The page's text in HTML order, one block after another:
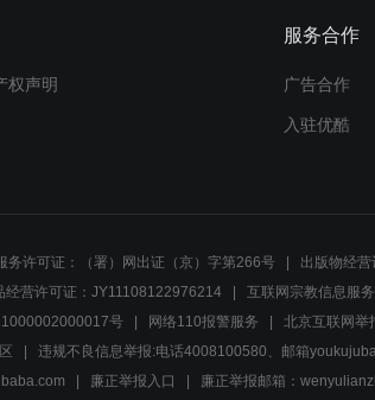
权声明
服务合作
广告合作
入驻优酷
务许可证：（署）网出证（京）字第266号
出版物经
经营许可证：JY11108122976214
互联网宗教信息服
号 网络110报警服务 北京互联网举
违规不良信息举报:电话4008100580、邮箱
廉正举报入口 廉正举报邮箱：